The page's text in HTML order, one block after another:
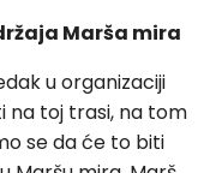
Marša mira
u organizaciji
na toj trasi, na tom
se da će to biti